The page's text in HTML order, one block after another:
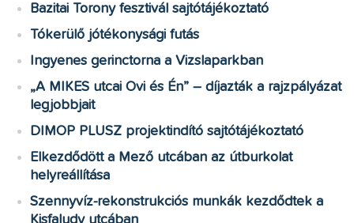
Bazitai Torony fesztivál sajtótájékoztató
Tókerülő jótékonysági futás
Ingyenes gerinctorna a Vizslaparkban
„A MIKES utcai Ovi és Én” – díjazták a rajzpályázat
legjobbjait
DIMOP PLUSZ projektindító sajtótájékoztató
Elkezdődött a Mező utcában az útburkolat
helyreállítása
Szennyvíz-rekonstrukciós munkák kezdődtek a
Kisfaludy utcában